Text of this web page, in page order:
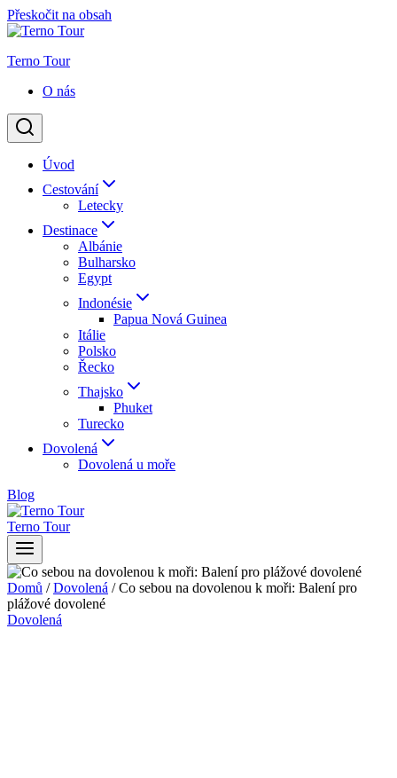
Přeskočit na obsah
Terno Tour
O nás
Úvod
Cestování
Letecky
Destinace
Albánie
Bulharsko
Egypt
Indonésie
Papua Nová Guinea
Itálie
Polsko
Řecko
Thajsko
Phuket
Turecko
Dovolená
Dovolená u moře
Blog
Terno Tour
Domů / Dovolená / Co sebou na dovolenou k moři: Balení pro
plážové dovolené
Dovolená